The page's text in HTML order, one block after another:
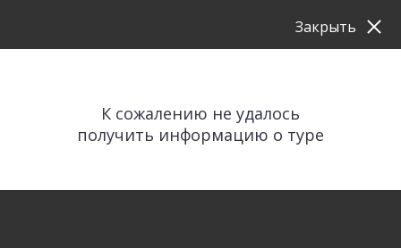
К сожалению не удалось
получить информацию о туре
Закрыть